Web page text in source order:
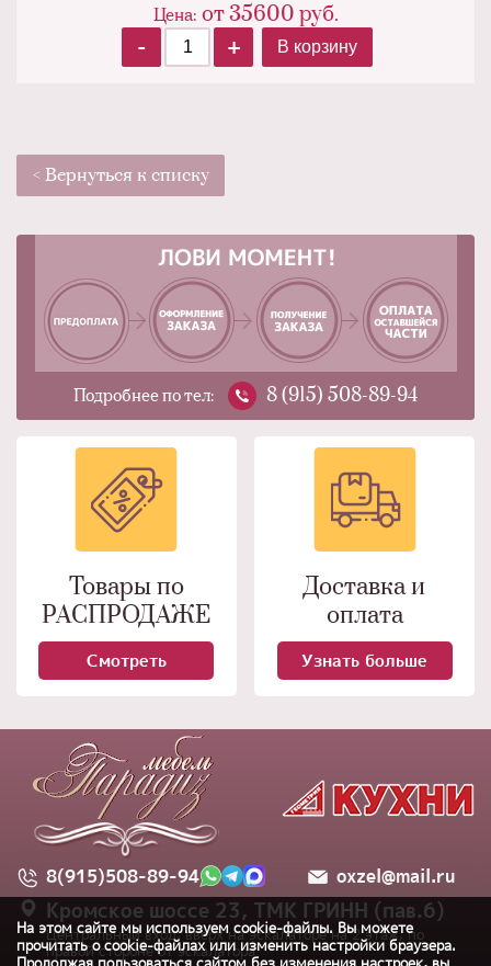
Цена: от 35600 руб.
-
+ В корзину
< Вернуться к списку
Подробнее по тел: 8 (915) 508-89-94
Товары по
РАСПРОДАЖЕ
Смотреть
Доставка и
оплата
Узнать больше
8(915)508-89-94 oxzel@mail.ru
Кромское шоссе 23, ТМК ГРИНН (пав.6)
Центральный вход, вверх на эскалаторе на 2 этаж, по
правой стороне от эскалатора
На этом сайте мы используем cookie-файлы. Вы можете
прочитать о cookie-файлах или изменить настройки браузера.